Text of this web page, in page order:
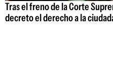
Tras el freno de la Corte
decreto el derecho a la